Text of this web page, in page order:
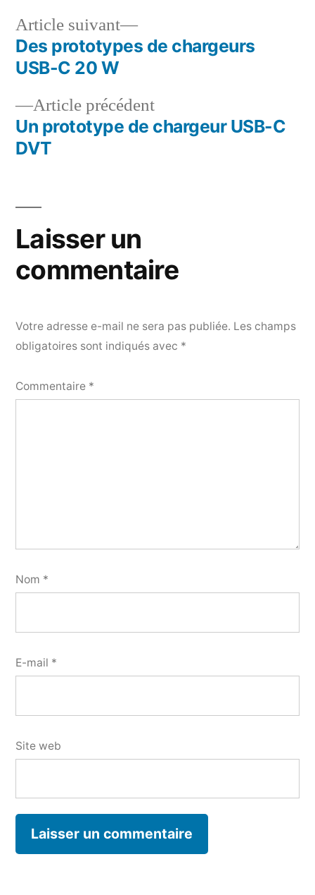
Navigation
l’article
Article précédentArticle
précédent :
Un prototype de chargeur USB-C
DVT
Article suivant
Article
suivant :
Des prototypes de chargeurs
USB-C 20 W
Laisser un
commentaire
Votre adresse e-mail ne sera pas publiée. Les champs
obligatoires sont indiqués avec *
Commentaire *
Nom *
E-mail *
Site web